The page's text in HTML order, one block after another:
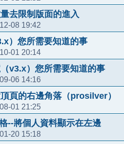
去限制版面的進入
08 19:42
）您所需要知道的事
01 20:14
v3.x）您所需要知道的事
06 14:16
頁的右邊角落（prosilver）
01 21:25
--將個人資料顯示在左邊
20 15:18